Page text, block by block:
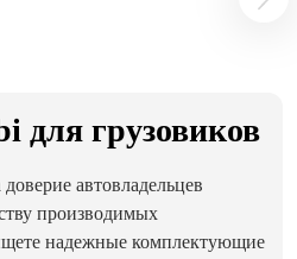
для грузовиков
автовладельцев
производимых
надежные комплектующие